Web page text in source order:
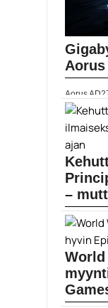
Aorus
Aorus
näytön
AMD
–
Epic
epic
World